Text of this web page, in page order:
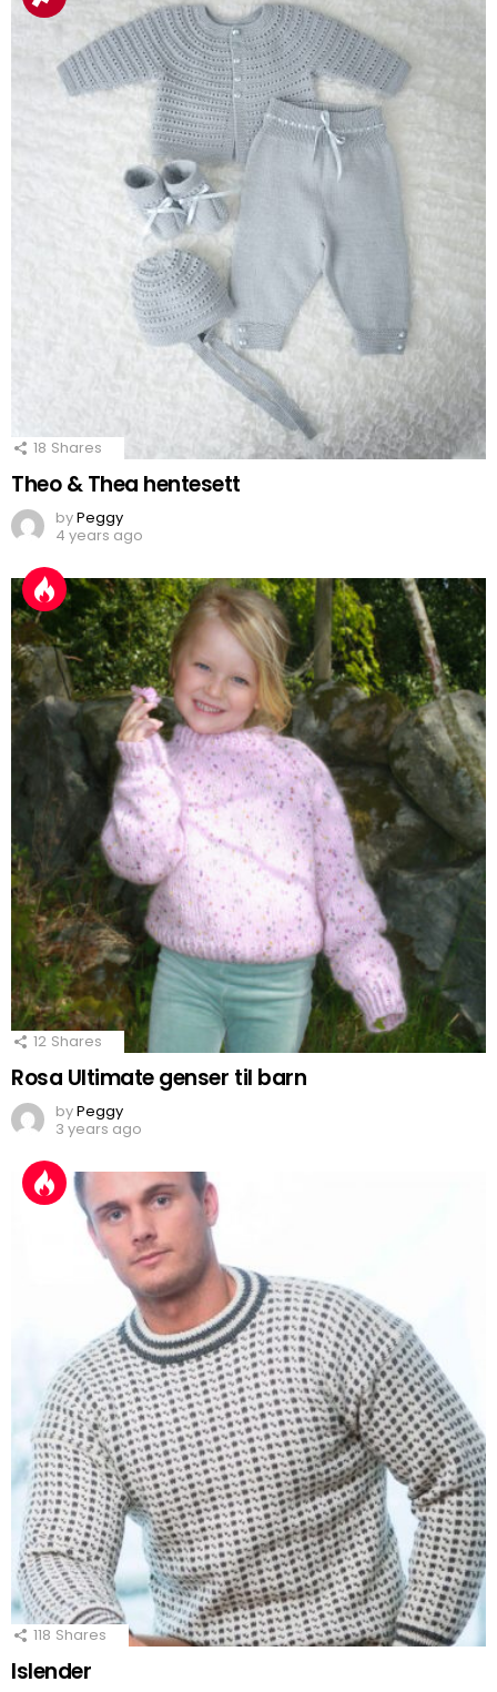
18 Shares
Theo & Thea hentesett
byPeggy
4 years ago
12 Shares
Rosa Ultimate genser til barn
byPeggy
3 years ago
118 Shares
Islender